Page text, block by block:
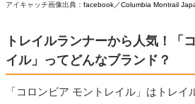
アイキャッチ画像出典： facebook／Columbia Montrail
トレイルランナーから人気！「
イル」ってどんなブランド？
「コロンビア モントレイル」はトレ